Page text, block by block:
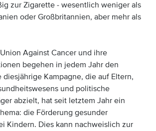
zur Zigarette - wesentlich weniger als
oder Großbritannien, aber mehr als
Against Cancer und ihre
begehen in jedem Jahr den
diesjährige Kampagne, die auf Eltern,
und politische
abzielt, hat seit letztem Jahr ein
die Förderung gesunder
Kindern. Dies kann nachweislich zur